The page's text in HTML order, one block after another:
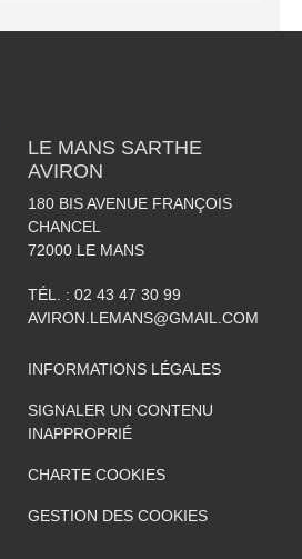
LE MANS SARTHE
AVIRON
180 BIS AVENUE FRANÇOIS
CHANCEL
72000 LE MANS
TÉL. : 02 43 47 30 99
AVIRON.LEMANS@GMAIL.COM
INFORMATIONS LÉGALES
SIGNALER UN CONTENU
INAPPROPRIÉ
CHARTE COOKIES
GESTION DES COOKIES